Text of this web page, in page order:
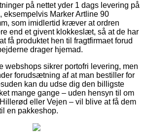
på nettet yder 1 dags levering på
eksempelvis Marker Artline 90
som imidlertid kræver at ordren
end et givent klokkeslæt, så at de har
få produktet hen til fragtfirmaet forud
drager hjemad.
webshops sikrer portofri levering, men
forudsætning af at man bestiller for
kan du udse dig den billigste
mange gange – uden hensyn til om
eller Vejen – vil blive at få dem
en pakkeshop.